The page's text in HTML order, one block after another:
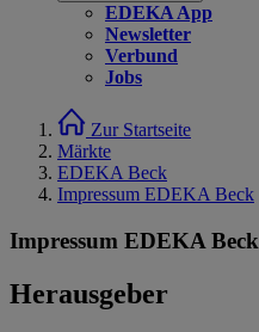
EDEKA App
Newsletter
Verbund
Jobs
Zur Startseite
Märkte
EDEKA Beck
Impressum EDEKA Beck
Impressum EDEKA Beck
Herausgeber